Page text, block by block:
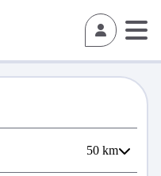
50 km